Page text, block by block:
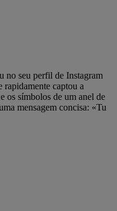
no seu perfil de Instagram
rapidamente captou a
os símbolos de um anel de
mensagem concisa: «Tu